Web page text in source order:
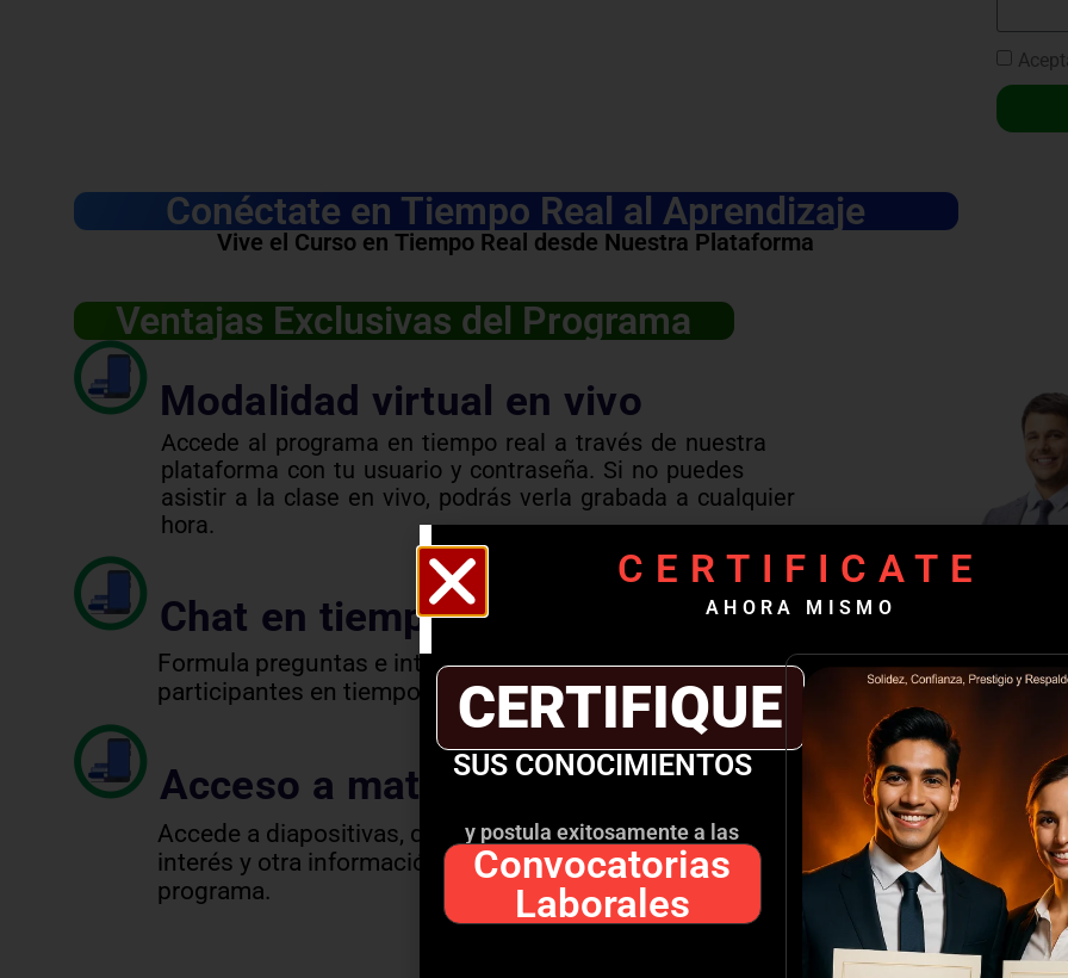
Conéctate en Tiempo Real al Aprendizaje
Vive el Curso en Tiempo Real desde Nuestra Plataforma
Ventajas Exclusivas del Programa
Modalidad virtual en vivo
Accede al programa en tiempo real a través de nuestra
plataforma con tu usuario y contraseña. Si no puedes
asistir a la clase en vivo, podrás verla grabada a cualquier
hora.
Chat en tiempo real
Formula preguntas e interactúa con el docente y otros
participantes en tiempo real.
Acceso a material académico
Accede a diapositivas, documentos, enlaces de
interés y otra información relacionada con el
programa.
CERTIFICATE
AHORA MISMO
CERTIFIQUE
SUS CONOCIMIENTOS
y postula exitosamente a las
Convocatorias
Laborales